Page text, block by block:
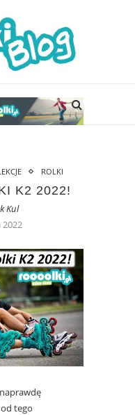
ROLKI
K2 2022!
Kul
tego